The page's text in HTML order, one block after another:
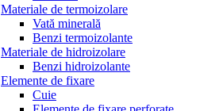
Materiale de termoizolare
Vată minerală
Benzi termoizolante
Materiale de hidroizolare
Benzi hidroizolante
Elemente de fixare
Cuie